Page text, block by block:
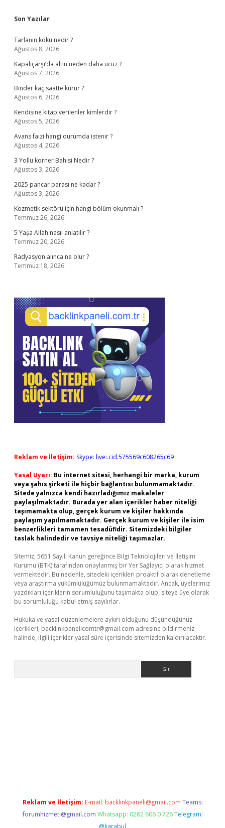
Sidebar
Son Yazılar
Tarlanın kökü nedir ?
Ağustos 8, 2026
Kapalıçarşı’da altın neden daha ucuz ?
Ağustos 7, 2026
Binder kaç saatte kurur ?
Ağustos 6, 2026
Kendisine kitap verilenler kimlerdir ?
Ağustos 5, 2026
Avans faizi hangi durumda istenir ?
Ağustos 4, 2026
3 Yollu korner Bahisi Nedir ?
Ağustos 3, 2026
2025 pancar parası ne kadar ?
Ağustos 3, 2026
Kozmetik sektörü için hangi bölüm okunmalı ?
Temmuz 26, 2026
5 Yaşa Allah nasıl anlatılır ?
Temmuz 20, 2026
Radyasyon alınca ne olur ?
Temmuz 18, 2026
Reklam ve İletişim: Skype: live:.cid.575569c608265c69
Yasal Uyarı: Bu internet sitesi, herhangi bir marka, kurum
veya şahıs şirketi ile hiçbir bağlantısı bulunmamaktadır.
Sitede yalnızca kendi hazırladığımız makaleler
paylaşılmaktadır. Burada yer alan içerikler haber niteliği
taşımamakta olup, gerçek kurum ve kişiler hakkında
paylaşım yapılmamaktadır. Gerçek kurum ve kişiler ile isim
benzerlikleri tamamen tesadüfidir. Sitemizdeki bilgiler
taslak halindedir ve tavsiye niteliği taşımazlar.
Sitemiz, 5651 Sayılı Kanun gereğince Bilgi Teknolojileri ve İletişim
Kurumu (BTK) tarafından onaylanmış bir Yer Sağlayıcı olarak hizmet
vermektedir. Bu nedenle, sitedeki içerikleri proaktif olarak denetleme
veya araştırma yükümlülüğümüz bulunmamaktadır. Ancak, üyelerimiz
yazdıkları içeriklerin sorumluluğunu taşımakta olup, siteye üye olarak
bu sorumluluğu kabul etmiş sayılırlar.
Hukuka ve yasal düzenlemelere aykırı olduğunu düşündüğünüz
içerikleri, backlinkpanelicomtr@gmail.com adresine bildirmeniz
halinde, ilgili içerikler yasal süre içerisinde sitemizden kaldırılacaktır.
Reklam ve İletişim: E-mail: backlinkpaneli@gmail.com Teams:
forumhizmeti@gmail.com Whatsapp: 0262 606 0 726 Telegram:
@karabul